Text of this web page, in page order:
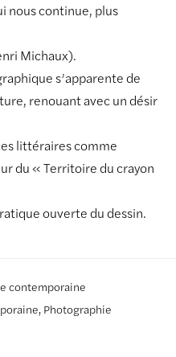
nous continue, plus
Michaux).
s’apparente de
renouant avec un désir
littéraires comme
du « Territoire du crayon
ouverte du dessin.
contemporaine
, Photographie